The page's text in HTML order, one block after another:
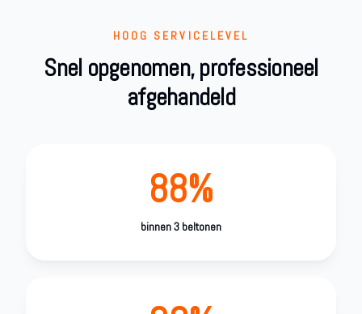
HOOG SERVICELEVEL
Snel opgenomen, professioneel
afgehandeld
88%
binnen 3 beltonen